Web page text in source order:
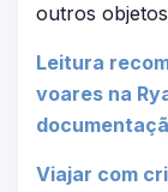
outros
Leitura
voares na
Viajar com